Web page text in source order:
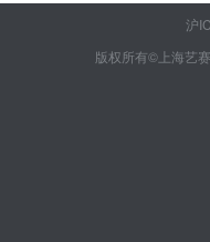
沪
版权所有©上海艺